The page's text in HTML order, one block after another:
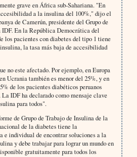
grave en África sub-Sahariana. "En
a la insulina del 100%," dijo el
de Camerún, presidente del Grupo de
En la República Democrática del
los pacientes con diabetes del tipo 1 tiene
la tasa más baja de accesibilidad
no este afectado. Por ejemplo, en Europa
Ucrania también es menor del 25%, y en
de los pacientes diabéticos peruanos
IDF ha declarado como mensaje clave
para todos".
de Grupo de Trabajo de Insulina de la
de la diabetes tiene la
e individual de encontrar soluciones a la
y debe trabajar para lograr un mundo en
gratuitamente para todos los